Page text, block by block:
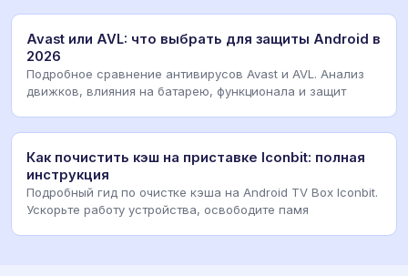
Avast или AVL: что выбрать для защиты Android в
2026
Подробное сравнение антивирусов Avast и AVL. Анализ
движков, влияния на батарею, функционала и защит
Как почистить кэш на приставке Iconbit: полная
инструкция
Подробный гид по очистке кэша на Android TV Box Iconbit.
Ускорьте работу устройства, освободите памя